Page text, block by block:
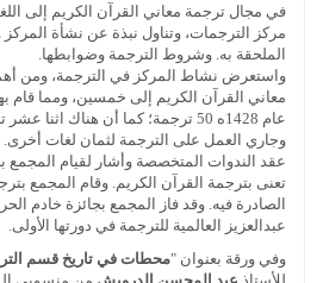
في مجال ترجمة معاني القرآن الكريم إلى
مركز الترجمات، وتناول نبذة عن نشأة المركز
الملحقة به. وشروط الترجمة وضوابطها.
واستعرض نشاط المركز في الترجمة، ومن
معاني القرآن الكريم إلى خمسين، ومما قام
عام 1428ه 50 ترجمة؛ كما أن هناك
وجاري العمل على الترجمة لثمان لغات
عقد الندوات المتخصصة وأشار لقيام المجمع
تعنى بترجمة القرآن الكريم. وقام المجمع
الصادرة فيه. وقد فاز المجمع بجائزة خادم
عبدالعزيز العالمية للترجمة في دورتها الأولى.
وفي ورقة بعنوان "محطات في تاريخ قسم